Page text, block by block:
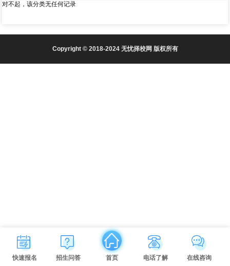
对不起，该分类无任何记录
Copyright © 2018-2024 无忧择校网 版权所有
快速报名 招生问答 首页 电话了解 在线咨询